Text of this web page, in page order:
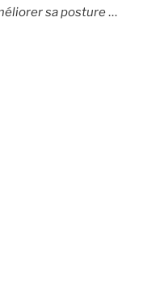
sa posture…